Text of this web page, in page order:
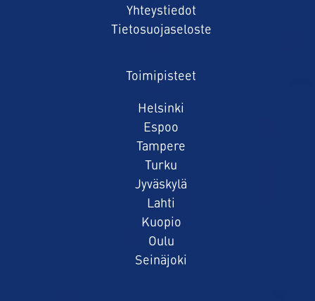
Yhteystiedot
Tietosuojaseloste
Toimipisteet
Helsinki
Espoo
Tampere
Turku
Jyväskylä
Lahti
Kuopio
Oulu
Seinäjoki